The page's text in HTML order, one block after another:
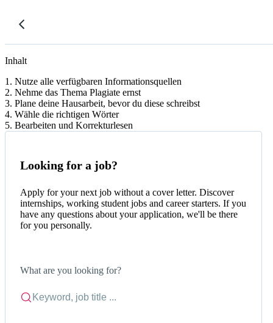
Inhalt
1. Nutze alle verfügbaren Informationsquellen
2. Nehme das Thema Plagiate ernst
3. Plane deine Hausarbeit, bevor du diese schreibst
4. Wähle die richtigen Wörter
5. Bearbeiten und Korrekturlesen
Looking for a job?
Apply for your next job without a cover letter. Discover
internships, working student jobs and career starters. If you
have any questions about your application, we'll be there
for you personally.
What are you looking for?